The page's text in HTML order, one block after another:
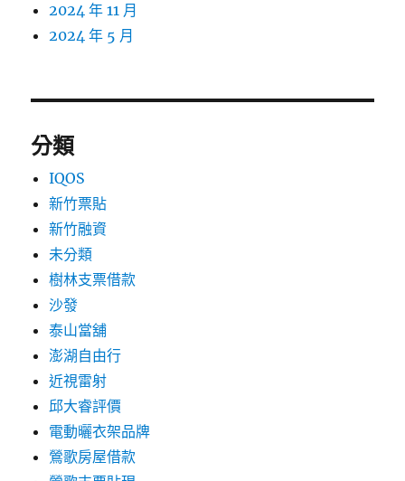
2024 年 11 月
2024 年 5 月
分類
IQOS
新竹票貼
新竹融資
未分類
樹林支票借款
沙發
泰山當舖
澎湖自由行
近視雷射
邱大睿評價
電動曬衣架品牌
鶯歌房屋借款